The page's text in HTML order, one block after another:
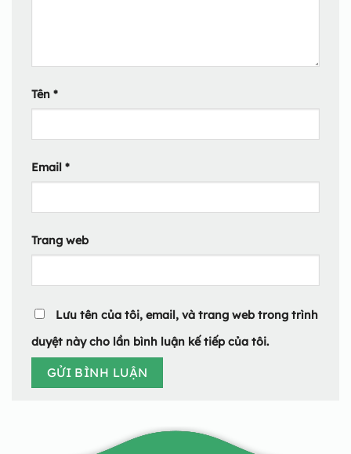
Tên *
Email *
Trang web
Lưu tên của tôi, email, và trang web trong trình
duyệt này cho lần bình luận kế tiếp của tôi.